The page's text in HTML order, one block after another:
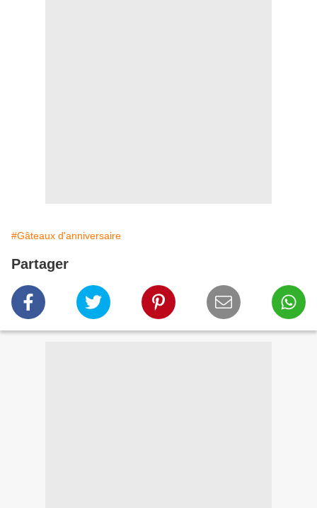
#Gâteaux d'anniversaire
Partager